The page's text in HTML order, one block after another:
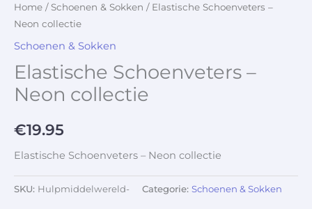
Home / Schoenen & Sokken / Elastische Schoenveters –
Neon collectie
Schoenen & Sokken
Elastische Schoenveters –
Neon collectie
€19.95
Elastische Schoenveters – Neon collectie
SKU: Hulpmiddelwereld- Categorie: Schoenen & Sokken